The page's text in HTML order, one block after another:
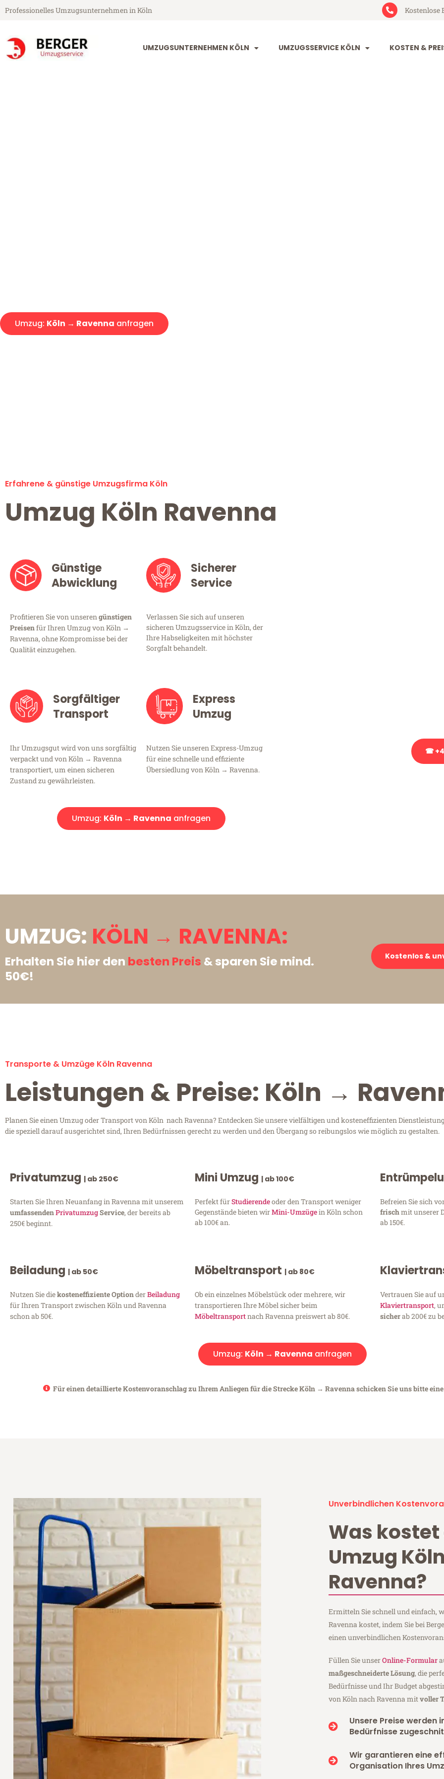
Professionelles Umzugsunternehmen in Köln Kostenlose
UMZUGSUNTERNEHMEN KÖLN UMZUGSSERVICE KÖLN KOSTEN &
Umzug: Köln → Ravenna anfragen
Erfahrene & günstige Umzugsfirma Köln
Umzug Köln Ravenna
Günstige
Abwicklung
Profitieren Sie von unserengünstigen
Preisenfür Ihren Umzug von Köln →
Ravenna, ohne Kompromisse bei der
Qualität einzugehen.
Sicherer
Service
Verlassen Sie sich auf unseren
sicheren Umzugsservice in Köln, der
Ihre Habseligkeiten mit höchster
Sorgfalt behandelt.
Sorgfältiger
Transport
Ihr Umzugsgut wird von uns sorgfältig
verpackt und von Köln → Ravenna
transportiert, um einen sicheren
Zustand zu gewährleisten.
Express
Umzug
Nutzen Sie unseren Express-Umzug
für eine schnelle und effiziente
Übersiedlung von Köln → Ravenna.
Umzug: Köln → Ravenna anfragen
☎
UMZUG: KÖLN → RAVENNA:
Erhalten Sie hier den besten Preis & sparen Sie mind.
50€!
Kostenlos &
Transporte & Umzüge Köln Ravenna
Leistungen & Preise: Köln →
Planen Sie einen Umzug oder Transport von Köln nach Ravenna? Entdecken Sie unsere vielfältigen und kosteneffizienten
die speziell darauf ausgerichtet sind, Ihren Bedürfnissen gerecht zu werden und den Übergang so reibungslos wie möglich zu gestalten.
Privatumzug | ab 250€
Starten Sie Ihren Neuanfang in Ravenna mit unserem
umfassendenPrivatumzugService, der bereits ab
250€ beginnt.
Mini Umzug | ab 100€
Perfekt fürStudierendeoder den Transport weniger
Gegenstände bieten wirMini-Umzügein Köln schon
ab 100€ an.
Befreien Sie sich
frischmit unserer
ab 150€.
Beiladung | ab 50€
Nutzen Sie diekosteneffiziente OptionderBeiladung
für Ihren Transport zwischen Köln und Ravenna
schon ab 50€.
Möbeltransport | ab 80€
Ob ein einzelnes Möbelstück oder mehrere, wir
transportieren Ihre Möbel sicher beim
Möbeltransportnach Ravenna preiswert ab 80€.
Vertrauen Sie auf
Klaviertransport,
sicherab 200€ zu
Umzug: Köln → Ravenna anfragen
Für einen detaillierte Kostenvoranschlag zu Ihrem Anliegen für die Strecke Köln → Ravenna schicken Sie uns bitte
Unverbindlichen
Was kostet
Umzug Köln
Ravenna?
Ermitteln Sie schnell und einfach,
Ravenna kostet, indem Sie bei
einen unverbindlichen
Füllen Sie unserOnline-Formular
maßgeschneiderte Lösung, die
Bedürfnisse und Ihr Budget
von Köln nach Ravenna mitvoller
Unsere Preise werden
Bedürfnisse
Wir garantieren eine
Organisation Ihres